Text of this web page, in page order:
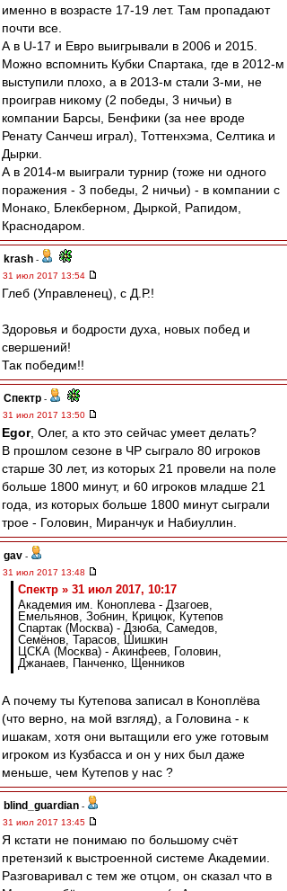
именно в возрасте 17-19 лет. Там пропадают
почти все.
А в U-17 и Евро выигрывали в 2006 и 2015.
Можно вспомнить Кубки Спартака, где в 2012-м
выступили плохо, а в 2013-м стали 3-ми, не
проиграв никому (2 победы, 3 ничьи) в
компании Барсы, Бенфики (за нее вроде
Ренату Санчеш играл), Тоттенхэма, Селтика и
Дырки.
А в 2014-м выиграли турнир (тоже ни одного
поражения - 3 победы, 2 ничьи) - в компании с
Монако, Блекберном, Дыркой, Рапидом,
Краснодаром.
krash -
31 июл 2017 13:54
Глеб (Управленец), с Д.Р.!
Здоровья и бодрости духа, новых побед и
свершений!
Так победим!!
Спектр -
31 июл 2017 13:50
Egor, Олег, а кто это сейчас умеет делать?
В прошлом сезоне в ЧР сыграло 80 игроков
старше 30 лет, из которых 21 провели на поле
больше 1800 минут, и 60 игроков младше 21
года, из которых больше 1800 минут сыграли
трое - Головин, Миранчук и Набиуллин.
gav -
31 июл 2017 13:48
Спектр » 31 июл 2017, 10:17
Академия им. Коноплева - Дзагоев,
Емельянов, Зобнин, Крицюк, Кутепов
Спартак (Москва) - Дзюба, Самедов,
Семёнов, Тарасов, Шишкин
ЦСКА (Москва) - Акинфеев, Головин,
Джанаев, Панченко, Щенников
А почему ты Кутепова записал в Коноплёва
(что верно, на мой взгляд), а Головина - к
ишакам, хотя они вытащили его уже готовым
игроком из Кузбасса и он у них был даже
меньше, чем Кутепов у нас ?
blind_guardian -
31 июл 2017 13:45
Я кстати не понимаю по большому счёт
претензий к выстроенной системе Академии.
Разговаривал с тем же отцом, он сказал что в